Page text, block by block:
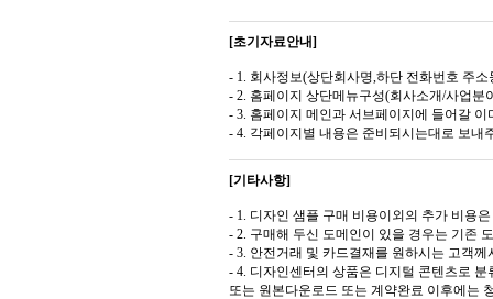
[초기자료안내]
- 1. 회사정보(상단회사명,하단 전화번호 주소
- 2. 홈페이지 상단메뉴구성(회사소개/사업분
- 3. 홈페이지 메인과 서브페이지에 들어갈 이
- 4. 각페이지별 내용은 준비되시는대로 보내
[기타사항]
- 1. 디자인 샘플 구매 비용이외의 추가 비용
- 2. 구매해 두신 도메인이 있을 경우는 기존
- 3. 안전거래 및 카드결재를 원하시는 고객
- 4. 디자인센터의 상품은 디지털 콘텐츠로 분
또는 원본다운로드 또는 계약완료 이후에는